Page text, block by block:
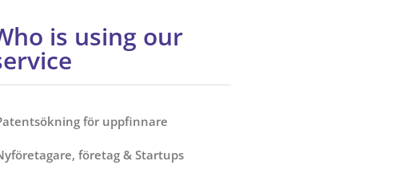
is using our
för uppfinnare
företag & Startups